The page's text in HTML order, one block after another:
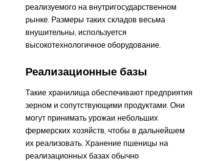
реализуемого на внутригосударственном
рынке. Размеры таких складов весьма
внушительны, используется
высокотехнологичное оборудование.
Реализационные базы
Такие хранилища обеспечивают предприятия
зерном и сопутствующими продуктами. Они
могут принимать урожаи небольших
фермерских хозяйств, чтобы в дальнейшем
их реализовать. Хранение пшеницы на
реализационных базах обычно